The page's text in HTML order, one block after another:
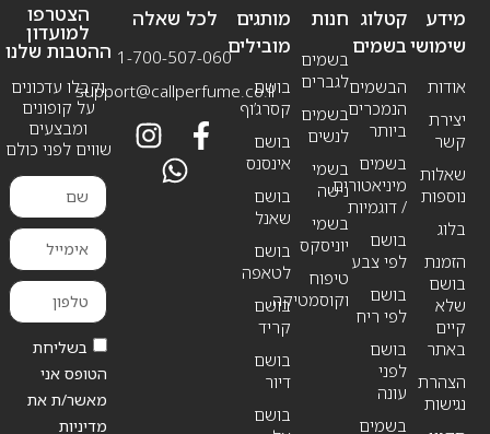
מידע
שימושי
אודות
יצירת
קשר
שאלות
נוספות
בלוג
הזמנת
בושם
שלא
קיים
באתר
הצהרת
נגישות
חנות
בשמים
לגברים
בשמים
לנשים
בשמי
נישה
בשמי
יוניסקס
טיפוח
וקוסמטיקה
קטלוג
בשמים
הבשמים
הנמכרים
ביותר
בשמים
מיניאטורים
/ דוגמיות
בושם
לפי צבע
בושם
לפי ריח
בושם
לפני
עונה
בשמים
מותגים
מובילים
בושם
קסרג’וף
בושם
אינסנס
בושם
שאנל
בושם
לטאפה
בושם
קריד
בושם
דיור
בושם
לכל שאלה
1-700-507-060
support@callperfume.co.il
הצטרפו
למועדון
ההטבות שלנו
וקבלו עדכונים
על קופונים
ומבצעים
שווים לפני כולם
בשליחת
הטופס אני
מאשר/ת את
מדיניות